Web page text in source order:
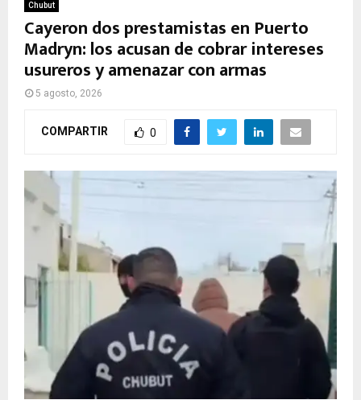
Chubut
Cayeron dos prestamistas en Puerto
Madryn: los acusan de cobrar intereses
usureros y amenazar con armas
5 agosto, 2026
COMPARTIR 0